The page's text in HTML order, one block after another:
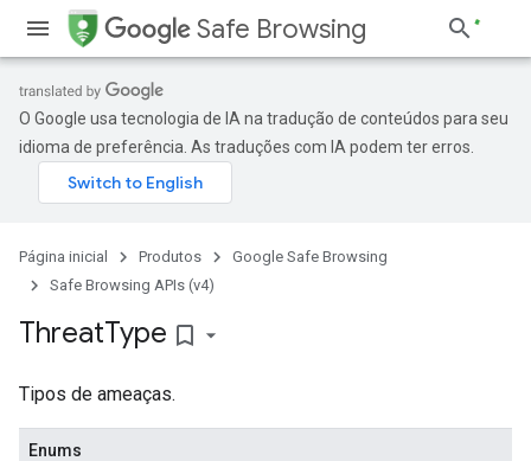
Safe Browsing
O Google usa tecnologia de IA na tradução de conteúdos para seu
idioma de preferência. As traduções com IA podem ter erros.
Página inicial Produtos
Google Safe Browsing
Safe Browsing APIs (v4)
ThreatType bookmark_border
Tipos de ameaças.
Enums